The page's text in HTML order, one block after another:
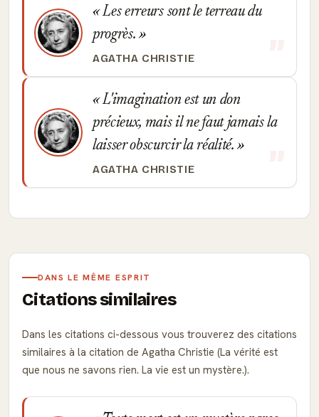
Les erreurs sont le terreau du
progrès.
AGATHA CHRISTIE
L'imagination est un don
précieux, mais il ne faut jamais la
laisser obscurcir la réalité.
AGATHA CHRISTIE
DANS LE MÊME ESPRIT
Citations similaires
Dans les citations ci-dessous vous trouverez des citations
similaires à la citation de Agatha Christie (La vérité est
que nous ne savons rien. La vie est un mystère.).